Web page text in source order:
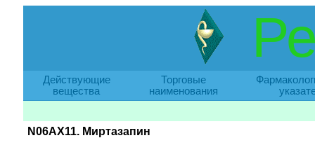
Действующие
вещества
Торговые
наименования
N06AX11. Миртазапин